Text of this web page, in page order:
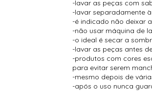
-lavar as peças com
-lavar separadamente
-é indicado não deixar
-não usar máquina de
-o ideal é secar a
-lavar as peças antes
-produtos com cores
para evitar serem
-mesmo depois de
-após o uso nunca